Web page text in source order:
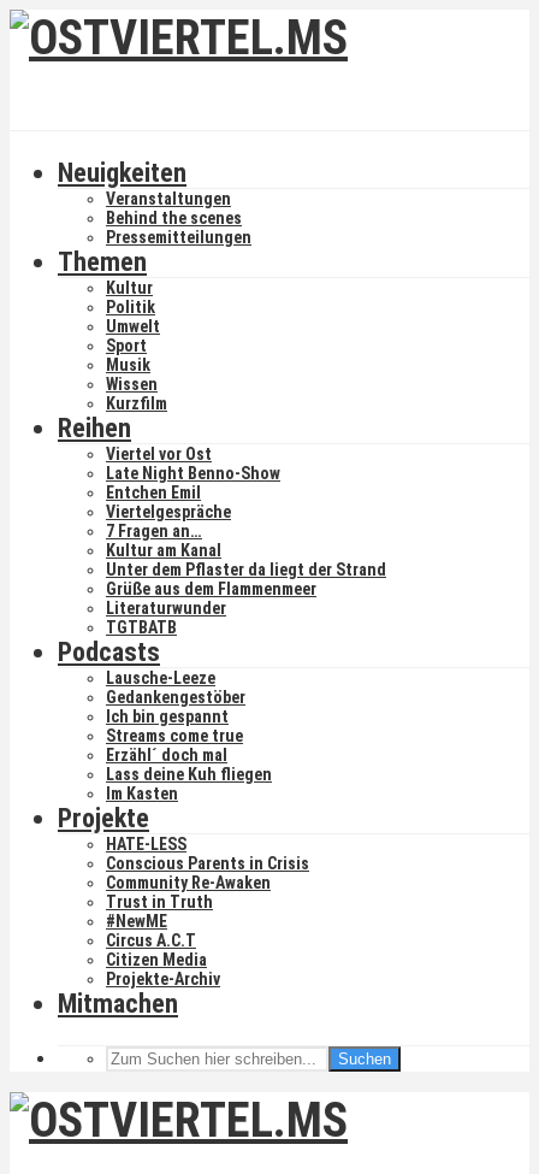
Neuigkeiten
Veranstaltungen
Behind the scenes
Pressemitteilungen
Themen
Kultur
Politik
Umwelt
Sport
Musik
Wissen
Kurzfilm
Reihen
Viertel vor Ost
Late Night Benno-Show
Entchen Emil
Viertelgespräche
7 Fragen an…
Kultur am Kanal
Unter dem Pflaster da liegt der Strand
Grüße aus dem Flammenmeer
Literaturwunder
TGTBATB
Podcasts
Lausche-Leeze
Gedankengestöber
Ich bin gespannt
Streams come true
Erzähl´ doch mal
Lass deine Kuh fliegen
Im Kasten
Projekte
HATE-LESS
Conscious Parents in Crisis
Community Re-Awaken
Trust in Truth
#NewME
Circus A.C.T
Citizen Media
Projekte-Archiv
Mitmachen
Suchen